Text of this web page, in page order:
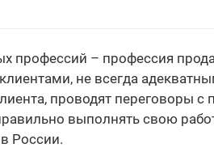
профессий – профессия
не всегда
проводят переговоры
выполнять свою
России.